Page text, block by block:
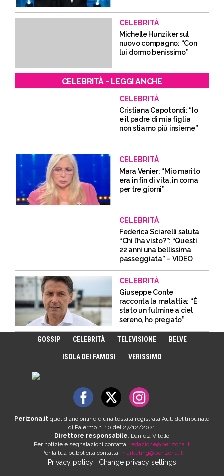
CELEBRITÀ
Michelle Hunziker sul
nuovo compagno: “Con
lui dormo benissimo”
CELEBRITÀ - LEGGI ANCHE
CELEBRITÀ
Cristiana Capotondi: “Io
e il padre di mia figlia
non stiamo più insieme”
CELEBRITÀ
Mara Venier: “Mio marito
era in fin di vita, in coma
per tre giorni”
CELEBRITÀ
Federica Sciarelli saluta
“Chi l’ha visto?”: “Questi
22 anni una bellissima
passeggiata” – VIDEO
CELEBRITÀ
Giuseppe Conte
racconta la malattia: “È
stato un fulmine a ciel
sereno, ho pregato”
GOSSIP CELEBRITÀ TELEVISIONE BELVE
ISOLA DEI FAMOSI VERISSIMO
Perizona.it quotidiano online è una testata registrata Aut. del tribunale
di Palermo n. 10 del 27/12/2021
Direttore responsabile: Daniela Vitello
Per notizie e segnalazioni contatta: redazione@perizona.it
Per la tua pubblicità contatta: marketing@perizona.it
Privacy policy- Change privacy settings